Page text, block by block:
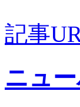
記事
ニュ